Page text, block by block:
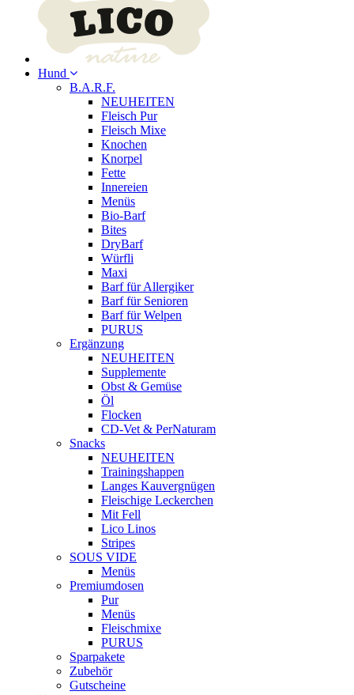
Hund
B.A.R.F.
NEUHEITEN
Fleisch Pur
Fleisch Mixe
Knochen
Knorpel
Fette
Innereien
Menüs
Bio-Barf
Bites
DryBarf
Würfli
Maxi
Barf für Allergiker
Barf für Senioren
Barf für Welpen
PURUS
Ergänzung
NEUHEITEN
Supplemente
Obst & Gemüse
Öl
Flocken
CD-Vet & PerNaturam
Snacks
NEUHEITEN
Trainingshappen
Langes Kauvergnügen
Fleischige Leckerchen
Mit Fell
Lico Linos
Stripes
SOUS VIDE
Menüs
Premiumdosen
Pur
Menüs
Fleischmixe
PURUS
Sparpakete
Zubehör
Gutscheine